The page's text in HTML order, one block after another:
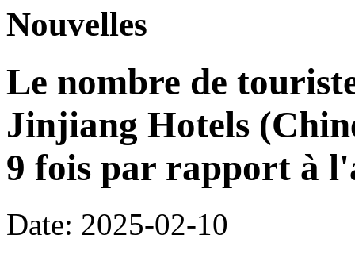
Nouvelles
Le nombre de
Jinjiang Hotels
9 fois par rapport à
Date: 2025-02-10